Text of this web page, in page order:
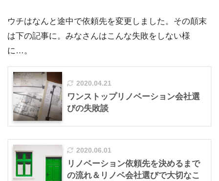
ウチはなんと途中で依頼先を変更しました。その顛末
は下の記事に。みなさんはこんな失敗をしない様
に…。
2020.04.21
ワンストップリノベーション会社選
びの失敗談
2020.06.01
リノベーション依頼先を決めるまで
の流れ＆リノベ会社選びで大切なこ